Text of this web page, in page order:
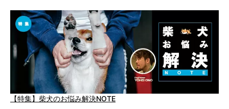
【特集】柴犬のお悩み解決NOTE